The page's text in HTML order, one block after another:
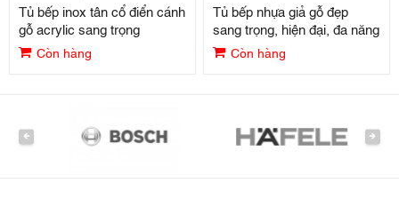
Tủ bếp inox tân cổ điển cánh
gỗ acrylic sang trọng
Còn hàng
Tủ bếp nhựa giả gỗ đẹp
sang trọng, hiện đại, đa năng
Còn hàng
PREVIOUS NEXT